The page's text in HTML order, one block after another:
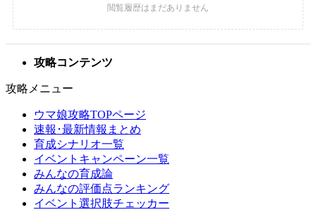
攻略コンテンツ
攻略メニュー
ウマ娘攻略TOPページ
速報･最新情報まとめ
育成シナリオ一覧
イベントキャンペーン一覧
みんなの育成論
みんなの評価点ランキング
イベント選択肢チェッカー